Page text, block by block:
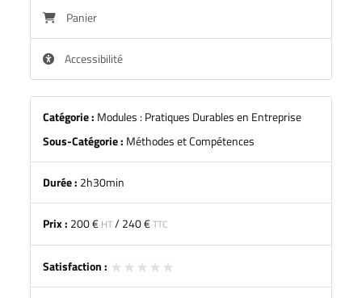
Panier
Accessibilité
Catégorie : Modules : Pratiques Durables en Entreprise
Sous-Catégorie : Méthodes et Compétences
Durée : 2h30min
Prix : 200 € HT/240 €TTC
Satisfaction : ★★★★★
★★★★★